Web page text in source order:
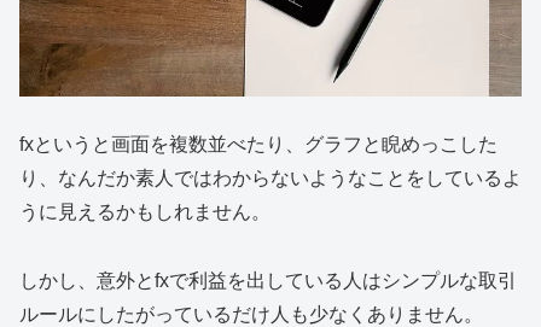
fxというと画面を複数並べたり、グラフと睨めっこした
り、なんだか素人ではわからないようなことをしているよ
うに見えるかもしれません。
しかし、意外とfxで利益を出している人はシンプルな取引
ルールにしたがっているだけ人も少なくありません。